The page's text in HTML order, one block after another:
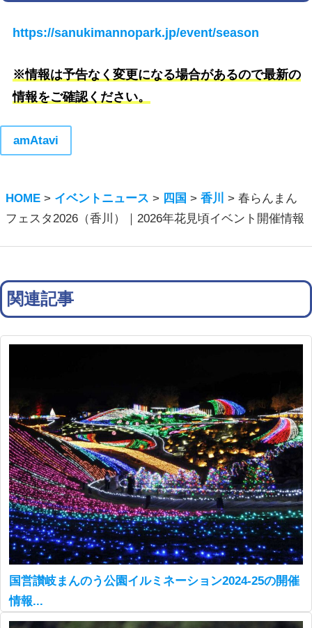
https://sanukimannopark.jp/event/season
※情報は予告なく変更になる場合があるので最新の
情報をご確認ください。
amAtavi
HOME > イベントニュース > 四国 >香川 >春らんまん
フェスタ2026（香川）｜2026年花見頃イベント開催情報
関連記事
国営讃岐まんのう公園イルミネーション2024-25の開催
情報...